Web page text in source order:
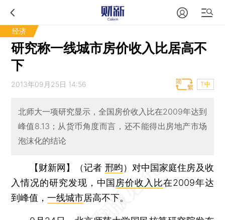
经济
研究称一线城市房价收入比居高不
下
2013年09月25日 14:56 T中
北师大一项研究显示，全国房价收入比在2009年达到
峰值8.13；从货币角度而言，还不能得出房地产市场
泡沫化的结论
【财新网】（记者 邢昀） 对中国家庭住房及收
入情况的研究发现，中国 房价收入比在2009年达
到峰值，一线城市居高不下。